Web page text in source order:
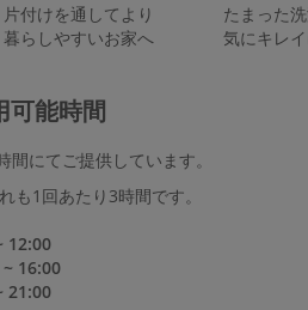
片付けを通してより
暮らしやすいお家へ
たまった
気にキレ
可能時間
にてご提供しています。
も1回あたり3時間です。
12:00
16:00
21:00